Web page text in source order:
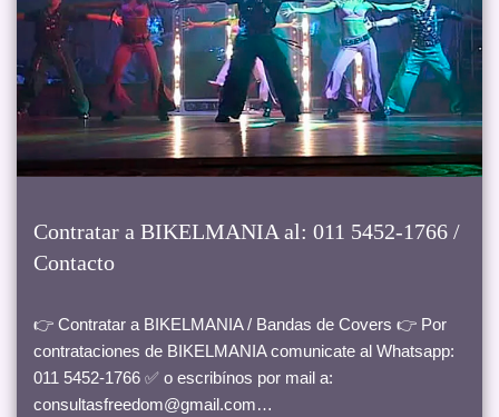
Contratar a BIKELMANIA al: 011 5452-1766 /
Contacto
👉 Contratar a BIKELMANIA / Bandas de Covers 👉 Por
contrataciones de BIKELMANIA comunicate al Whatsapp:
011 5452-1766 ✅ o escribínos por mail a:
consultasfreedom@gmail.com…